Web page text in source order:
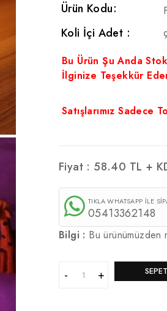
Ürün Kodu:
Koli İçi Adet :
Bu Ürün Şu Anda
İlginize Teşekkür
Satışlarımız Sadece
Fiyat : 58.40 TL +
TIKLA WHATSAPP İLE
05413362148
Bilgi : Bu ürünümüzden